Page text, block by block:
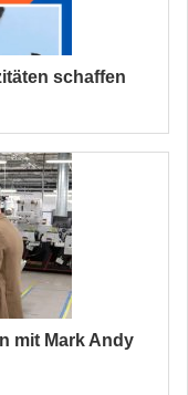
schaffen
mit Mark Andy